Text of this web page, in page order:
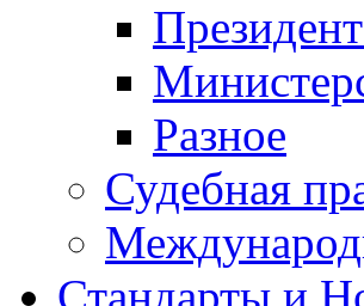
Разное
Судебная